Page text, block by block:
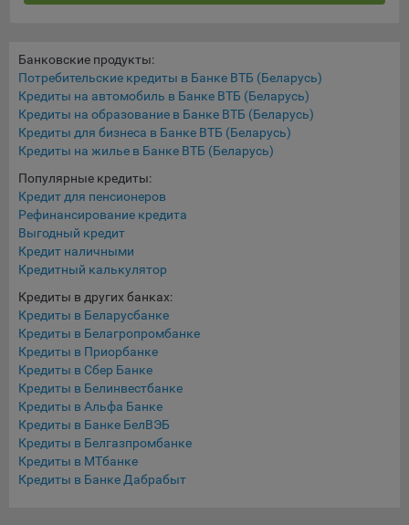
статистических cookies:
Яндекс Метрика – сервис веб-аналитики,
предоставляемый ООО «Яндекс». Адрес: г. Москва, ул.
Льва Толстого, д. 16, 119021.Политика
конфиденциальности Яндекс.
предоставляемый компанией Google, Inc. Адрес: Google,
Google Data Protection Office, 1600 Amphitheatre Pkwy,
Mountain View, CA 94043, USA.
конфиденциальности Google.
Matomo — это система веб-аналитики, которая позволяет
следит за доступностью сервисов, предоставляемых
myfin.by.
Адрес: ООО «Рэкун технолоджи», 220069 г. Минск, пр-т
Дзержинского, д.3Б, пом.44.
Пиксель VK Рекламы - сервис позволяет показывать
рекламу на площадке VK пользователям, которые
посещали сайт.
Адрес: ООО «ВК», РФ, 125167, г. Москва, Ленинградский
проспект, д. 39, стр. 79, БЦ «SkyLight».
Банковские продукты:
Потребительские кредиты в Банке ВТБ (Беларусь)
Кредиты на автомобиль в Банке ВТБ (Беларусь)
Кредиты на образование в Банке ВТБ (Беларусь)
Кредиты для бизнеса в Банке ВТБ (Беларусь)
Кредиты на жилье в Банке ВТБ (Беларусь)
Популярные кредиты:
Кредит для пенсионеров
Рефинансирование кредита
Выгодный кредит
Кредит наличными
Кредитный калькулятор
Кредиты в других банках:
Кредиты в Беларусбанке
Кредиты в Белагропромбанке
Кредиты в Приорбанке
Кредиты в Сбер Банке
Кредиты в Белинвестбанке
Кредиты в Альфа Банке
Кредиты в Банке БелВЭБ
Кредиты в Белгазпромбанке
Кредиты в МТбанке
Кредиты в Банке Дабрабыт